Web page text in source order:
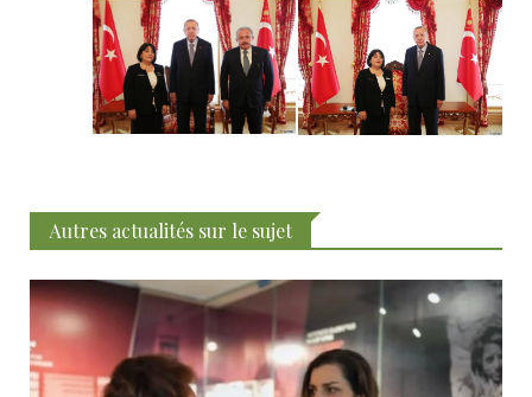
Autres actualités sur le sujet